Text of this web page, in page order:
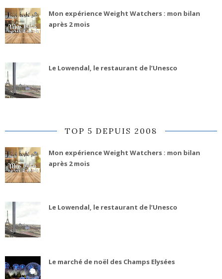
Mon expérience Weight Watchers : mon bilan
après 2 mois
Le Lowendal, le restaurant de l’Unesco
TOP 5 DEPUIS 2008
Mon expérience Weight Watchers : mon bilan
après 2 mois
Le Lowendal, le restaurant de l’Unesco
Le marché de noël des Champs Elysées